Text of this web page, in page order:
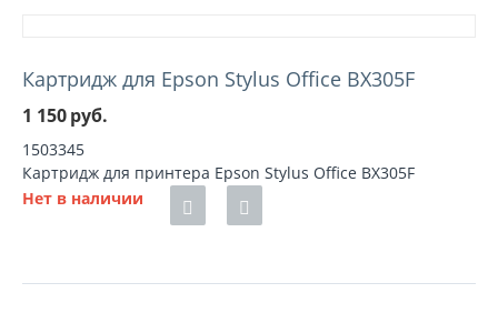
Картридж для Epson Stylus Office BX305F
1 150руб.
1503345
Картридж для принтера Epson Stylus Office BX305F
Нет в наличии